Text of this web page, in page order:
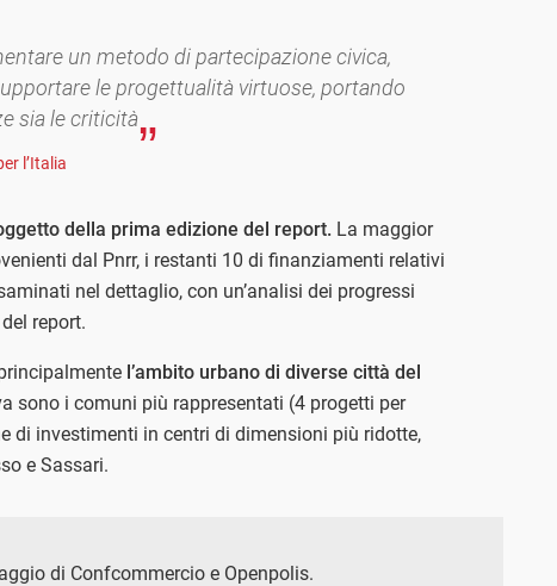
un metodo di partecipazione civica,
le progettualità virtuose, portando
sia le criticità
l’Italia
della prima edizione del report. La maggior
dal Pnrr, i restanti 10 di finanziamenti relativi
nel dettaglio, con un’analisi dei progressi
report.
l’ambito urbano di diverse città del
sono i comuni più rappresentati (4 progetti per
di investimenti in centri di dimensioni più ridotte,
e Sassari.
di Confcommercio e Openpolis.